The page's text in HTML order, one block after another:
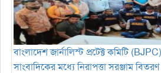
বাংলাদেশ জার্নালিস্ট প্রটেক্ট কমিটি
সাংবাদিকের মধ্যে নিরাপত্তা সরঞ্জাম বিতরণ